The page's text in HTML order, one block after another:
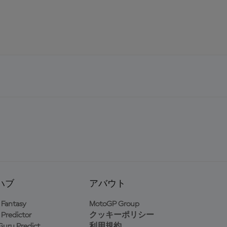
ブ
Predictor
アバウト
MotoGP Group
クッキーポリシー